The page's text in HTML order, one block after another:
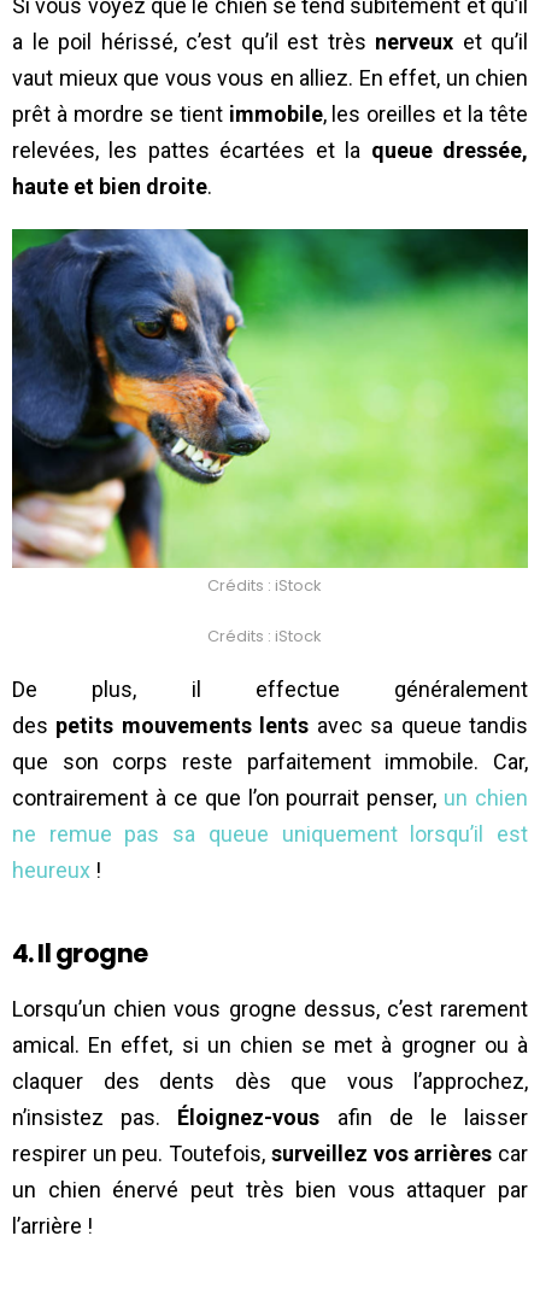
a le poil hérissé, c’est qu’il est très nerveux et qu’il
vaut mieux que vous vous en alliez. En effet, un chien
prêt à mordre se tient immobile, les oreilles et la tête
relevées, les pattes écartées et la queue dressée,
haute et bien droite.
Crédits : iStock
Crédits : iStock
De plus, il effectue généralement
des petits mouvements lents avec sa queue tandis
que son corps reste parfaitement immobile. Car,
contrairement à ce que l’on pourrait penser, un chien
ne remue pas sa queue uniquement lorsqu’il est
heureux !
4. Il grogne
Lorsqu’un chien vous grogne dessus, c’est rarement
amical. En effet, si un chien se met à grogner ou à
claquer des dents dès que vous l’approchez,
n’insistez pas. Éloignez-vous afin de le laisser
respirer un peu. Toutefois, surveillez vos arrières car
un chien énervé peut très bien vous attaquer par
l’arrière !